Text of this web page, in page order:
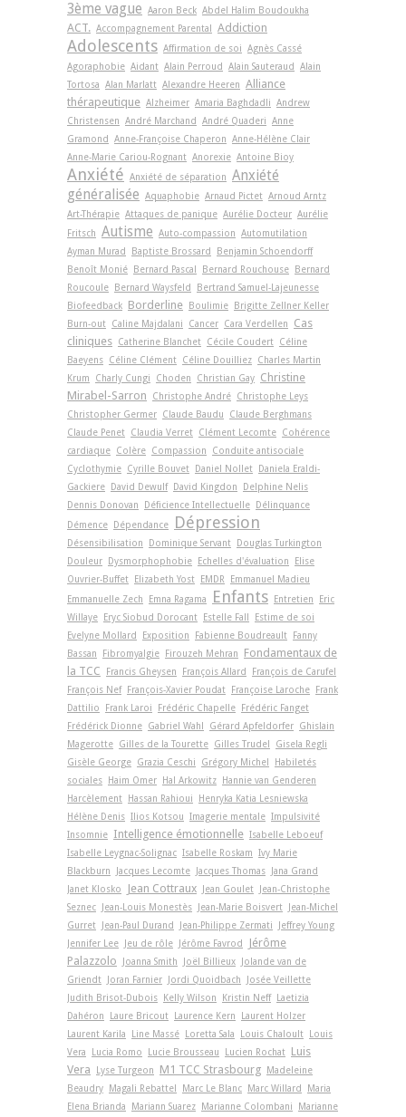
3ème vague Aaron Beck Abdel Halim Boudoukha
ACT. Accompagnement Parental Addiction
Adolescents Affirmation de soi Agnès Cassé
Agoraphobie Aidant Alain Perroud Alain Sauteraud Alain
Tortosa Alan Marlatt Alexandre Heeren Alliance
thérapeutique Alzheimer Amaria Baghdadli Andrew
Christensen André Marchand André Quaderi Anne
Gramond Anne-Françoise Chaperon Anne-Hélène Clair
Anne-Marie Cariou-Rognant Anorexie Antoine Bioy
Anxiété Anxiété de séparation Anxiété
généralisée Aquaphobie Arnaud Pictet Arnoud Arntz
Art-Thérapie Attaques de panique Aurélie Docteur Aurélie
Fritsch Autisme Auto-compassion Automutilation
Ayman Murad
Baptiste Brossard
Benjamin Schoendorff
Benoît Monié Bernard Pascal Bernard Rouchouse Bernard
Roucoule Bernard Waysfeld
Bertrand Samuel-Lajeunesse
Biofeedback Borderline Boulimie Brigitte Zellner Keller
Burn-out Caline Majdalani Cancer Cara Verdellen
Cas
cliniques Catherine Blanchet Cécile Coudert Céline
Baeyens Céline Clément Céline Douilliez Charles Martin
Krum
Charly Cungi Choden Christian Gay Christine
Mirabel-Sarron
Christophe André Christophe Leys
Christopher Germer Claude Baudu
Claude Berghmans
Claude Penet Claudia Verret Clément Lecomte Cohérence
cardiaque Colère Compassion
Conduite antisociale
Cyclothymie Cyrille Bouvet Daniel Nollet Daniela Eraldi-
Gackiere David Dewulf David Kingdon
Delphine Nelis
Dennis Donovan
Déficience Intellectuelle Délinquance
Démence Dépendance Dépression
Désensibilisation Dominique Servant Douglas Turkington
Douleur Dysmorphophobie Echelles d'évaluation
Elise
Ouvrier-Buffet Elizabeth Yost EMDR
Emmanuel Madieu
Emmanuelle Zech
Emna Ragama Enfants Entretien
Eric
Willaye Eryc Siobud Dorocant Estelle Fall
Estime de soi
Evelyne Mollard
Exposition Fabienne Boudreault Fanny
Bassan
Fibromyalgie Firouzeh Mehran
Fondamentaux de
la TCC
Francis Gheysen François Allard
François de Carufel
François Nef François-Xavier Poudat Françoise Laroche Frank
Dattilio
Frank Laroi Frédéric Chapelle Frédéric Fanget
Frédérick Dionne Gabriel Wahl Gérard Apfeldorfer Ghislain
Magerotte Gilles de la Tourette Gilles Trudel
Gisela Regli
Gisèle George Grazia Ceschi Grégory Michel
Habiletés
sociales Haim Omer Hal Arkowitz Hannie van Genderen
Harcèlement Hassan Rahioui
Henryka Katia Lesniewska
Hélène Denis Ilios Kotsou Imagerie mentale Impulsivité
Insomnie Intelligence émotionnelle Isabelle Leboeuf
Isabelle Leygnac-Solignac Isabelle Roskam Ivy Marie
Blackburn
Jacques Lecomte Jacques Thomas Jana Grand
Janet Klosko
Jean Cottraux Jean Goulet Jean-Christophe
Seznec Jean-Louis Monestès Jean-Marie Boisvert Jean-Michel
Gurret Jean-Paul Durand Jean-Philippe Zermati
Jeffrey Young
Jennifer Lee Jeu de rôle Jérôme Favrod
Jérôme
Palazzolo
Joanna Smith Joël Billieux Jolande van de
Griendt Joran Farnier Jordi Quoidbach
Josée Veillette
Judith Brisot-Dubois Kelly Wilson Kristin Neff Laetizia
Dahéron
Laure Bricout Laurence Kern
Laurent Holzer
Laurent Karila
Line Massé Loretta Sala Louis Chaloult Louis
Vera
Lucia Romo Lucie Brousseau Lucien Rochat Luis
Vera
Lyse Turgeon M1 TCC Strasbourg Madeleine
Beaudry Magali Rebattel Marc Le Blanc Marc Willard
Maria
Elena Brianda
Mariann Suarez Marianne Colombani
Marianne